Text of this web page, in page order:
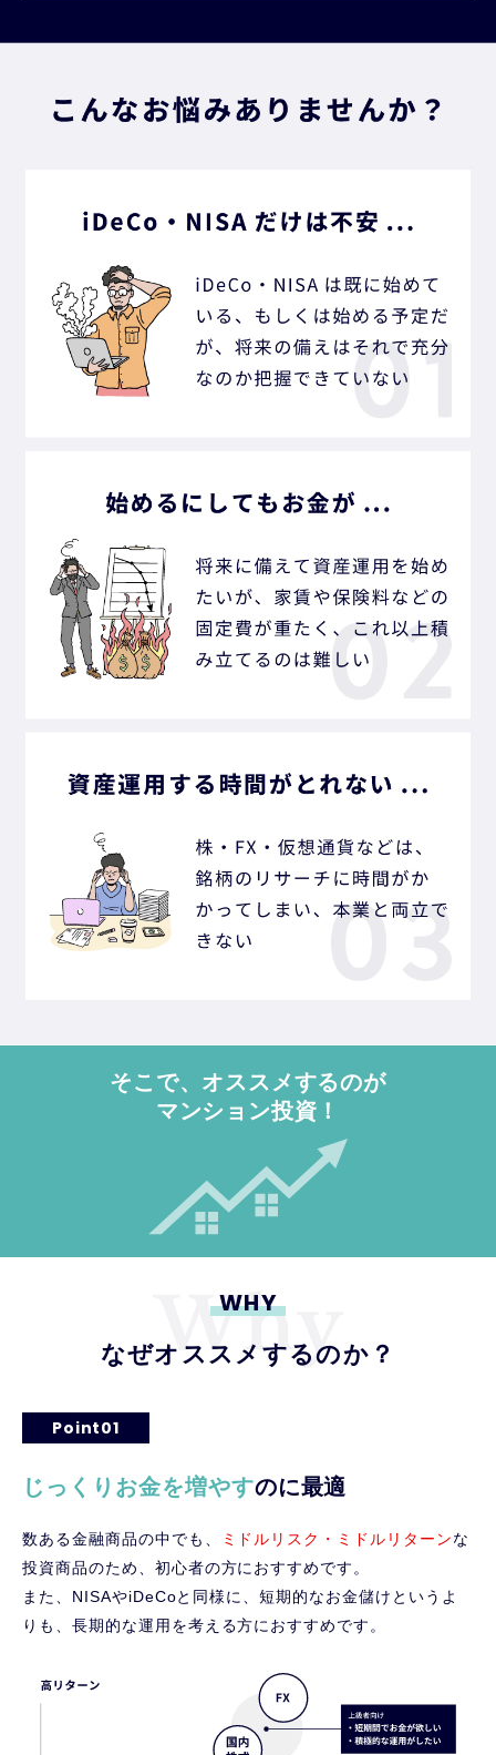
そこで、オススメするのが
マンション投資！
WHY
なぜオススメするのか？
Point01
じっくりお金を増やすのに最適
数ある金融商品の中でも、 ミドルリスク・ミドルリターンな
投資商品のため、初心者の方におすすめです。
また、NISAやiDeCoと同様に、短期的なお金儲けというよ
りも、長期的な運用を考える方におすすめです。